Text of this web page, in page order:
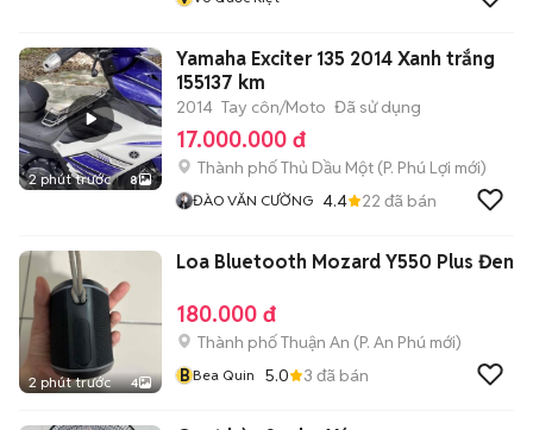
2 phút trước 8
Yamaha Exciter 135 2014 Xanh trắng
155137 km
2014 Tay côn/Moto Đã sử dụng
17.000.000 đ
Thành phố Thủ Dầu Một (P. Phú Lợi mới)
ĐÀO VĂN CƯỜNG 4.4 22 đã bán
2 phút trước 4
Loa Bluetooth Mozard Y550 Plus Đen
180.000 đ
Thành phố Thuận An (P. An Phú mới)
BBea Quin 5.0 3 đã bán